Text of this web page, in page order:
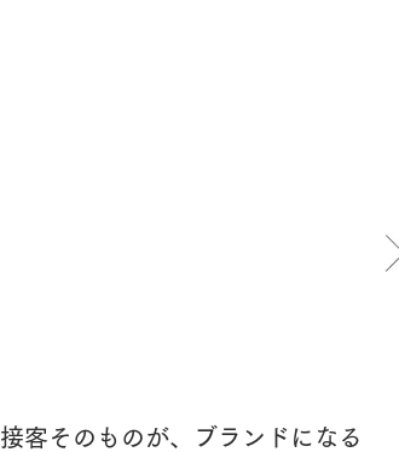
接客そのものが、ブランドになる